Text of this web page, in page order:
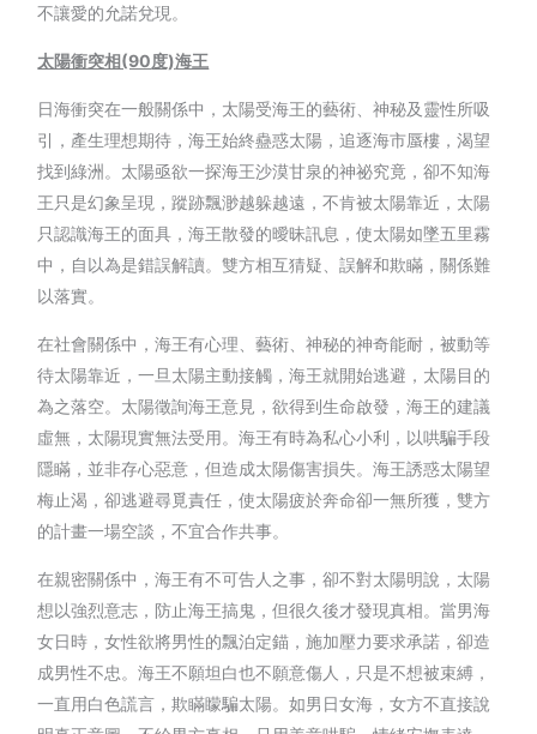
不讓愛的允諾兌現。
太陽衝突相(90度)海王
日海衝突在一般關係中，太陽受海王的藝術、神秘及靈性所吸
引，產生理想期待，海王始終蠱惑太陽，追逐海市蜃樓，渴望
找到綠洲。太陽亟欲一探海王沙漠甘泉的神祕究竟，卻不知海
王只是幻象呈現，蹤跡飄渺越躲越遠，不肯被太陽靠近，太陽
只認識海王的面具，海王散發的曖昧訊息，使太陽如墜五里霧
中，自以為是錯誤解讀。雙方相互猜疑、誤解和欺瞞，關係難
以落實。
在社會關係中，海王有心理、藝術、神秘的神奇能耐，被動等
待太陽靠近，一旦太陽主動接觸，海王就開始逃避，太陽目的
為之落空。太陽徵詢海王意見，欲得到生命啟發，海王的建議
虛無，太陽現實無法受用。海王有時為私心小利，以哄騙手段
隱瞞，並非存心惡意，但造成太陽傷害損失。海王誘惑太陽望
梅止渴，卻逃避尋覓責任，使太陽疲於奔命卻一無所獲，雙方
的計畫一場空談，不宜合作共事。
在親密關係中，海王有不可告人之事，卻不對太陽明說，太陽
想以強烈意志，防止海王搞鬼，但很久後才發現真相。當男海
女日時，女性欲將男性的飄泊定錨，施加壓力要求承諾，卻造
成男性不忠。海王不願坦白也不願意傷人，只是不想被束縛，
一直用白色謊言，欺瞞矇騙太陽。如男日女海，女方不直接說